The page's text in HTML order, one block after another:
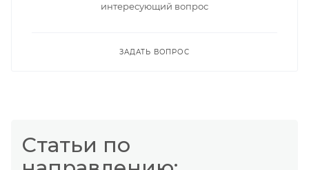
интересующий вопрос
ЗАДАТЬ ВОПРОС
Статьи по